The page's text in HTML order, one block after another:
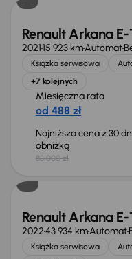
Renault Arkana E-
202115 923 kmAutomat
Książka serwisowa
+7 kolejnych
Miesięczna rata
od 488 zł
Najniższa cena z 30
obniżką
83 000 zł
Renault Arkana E-
202243 934 kmAutomat
Książka serwisowa